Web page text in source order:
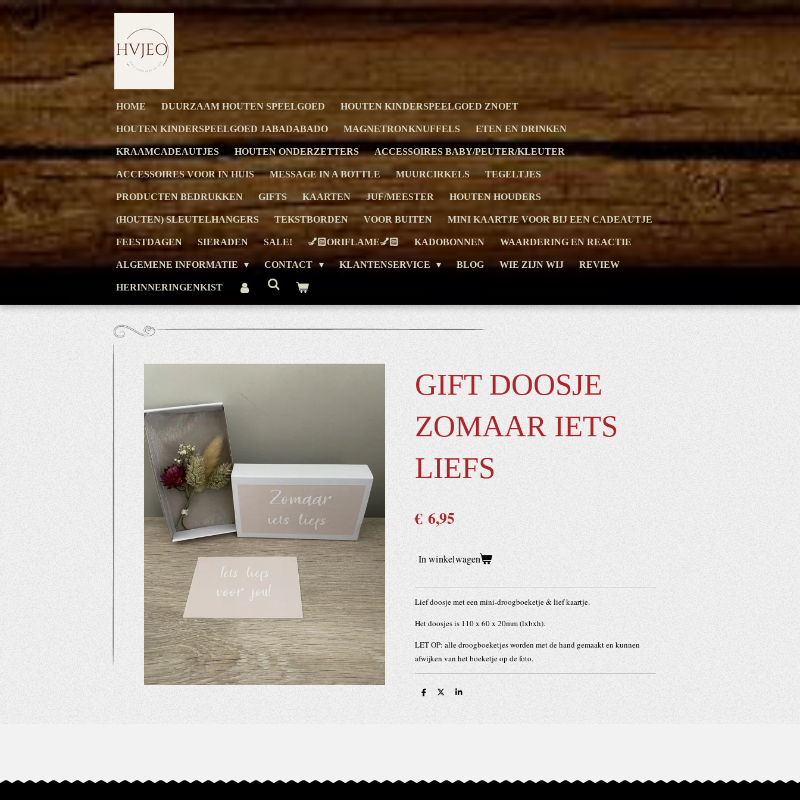
direct
HOME DUURZAAM HOUTEN SPEELGOED HOUTEN KINDERSPEELGOED ZNOET
HOUTEN KINDERSPEELGOED JABADABADO MAGNETRONKNUFFELS ETEN EN DRINKEN
KRAAMCADEAUTJES HOUTEN ONDERZETTERS ACCESSOIRES BABY/PEUTER/KLEUTER
ACCESSOIRES VOOR IN HUIS MESSAGE IN A BOTTLE MUURCIRKELS TEGELTJES
PRODUCTEN BEDRUKKEN GIFTS KAARTEN JUF/MEESTER HOUTEN HOUDERS
(HOUTEN) SLEUTELHANGERS TEKSTBORDEN VOOR BUITEN MINI KAARTJE VOOR BIJ EEN CADEAUTJE
FEESTDAGEN SIERADEN SALE! 💅🏻ORIFLAME💅🏻 KADOBONNEN WAARDERING EN REACTIE
ALGEMENE INFORMATIE CONTACT KLANTENSERVICE BLOG WIE ZIJN WIJ REVIEW
HERINNERINGENKIST
GIFT DOOSJE
ZOMAAR IETS
LIEFS
€ 6,95
In winkelwagen
Lief doosje met een mini-droogboeketje & lief kaartje.
Het doosjes is 110 x 60 x 20mm (lxbxh).
LET OP: alle droogboeketjes worden met de hand gemaakt en kunnen
afwijken van het boeketje op de foto.
D
D
S